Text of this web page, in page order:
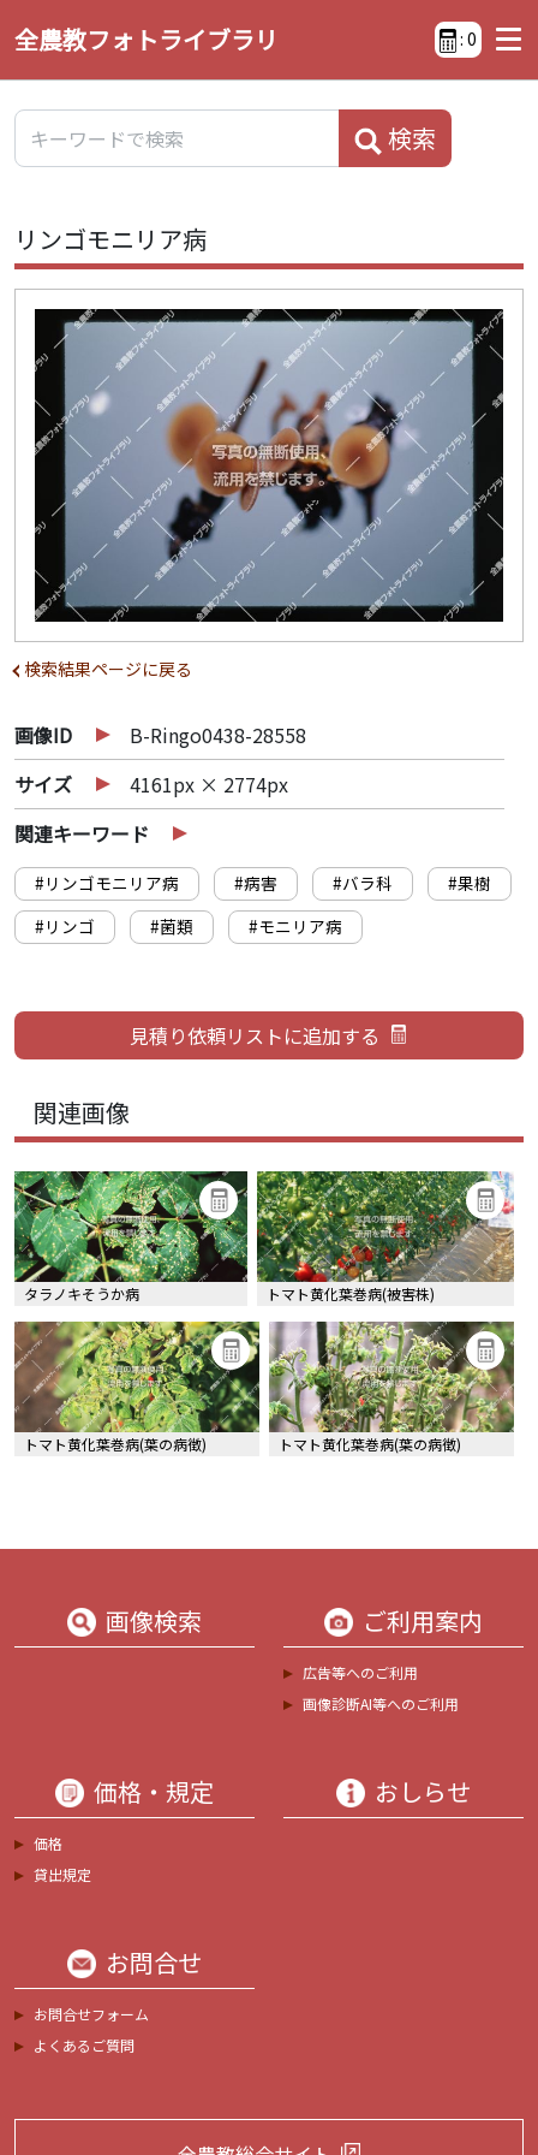
全農教フォトライブラリ : 0
検索
リンゴモニリア病
検索結果ページに戻る
画像ID
B-Ringo0438-28558
サイズ
4161px × 2774px
関連キーワード
#リンゴモニリア病 #病害 #バラ科
#果樹
#リンゴ
#菌類 #モニリア病
関連画像
タラノキそうか病 トマト黄化葉巻病(被害株)
トマト黄化葉巻病(葉の病徴) トマト黄化葉巻病(葉の病徴)
画像検索 ご利用案内
広告等へのご利用
画像診断AI等へのご利用
価格・規定
価格
貸出規定
おしらせ
お問合せ
お問合せフォーム
よくあるご質問